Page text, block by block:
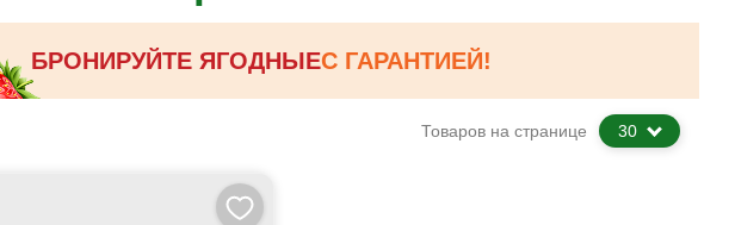
БРОНИРУЙТЕ ЯГОДНЫЕС ГАРАНТИЕЙ!
Товаров на странице 30